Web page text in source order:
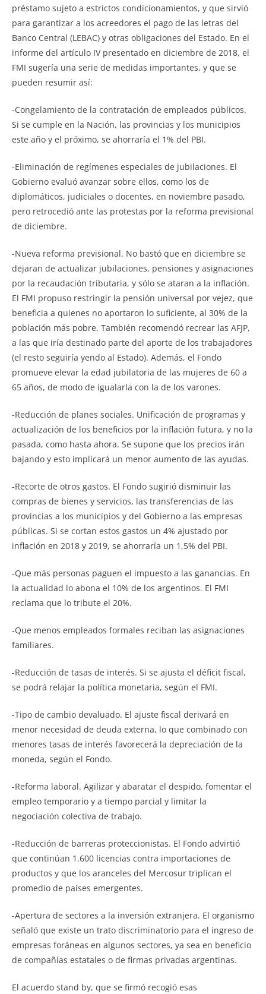
préstamo sujeto a estrictos condicionamientos, y que sirvió
para garantizar a los acreedores el pago de las letras del
Banco Central (LEBAC) y otras obligaciones del Estado. En el
informe del artículo IV presentado en diciembre de 2018, el
FMI sugería una serie de medidas importantes, y que se
pueden resumir así:
-Congelamiento de la contratación de empleados públicos.
Si se cumple en la Nación, las provincias y los municipios
este año y el próximo, se ahorraría el 1% del PBI.
-Eliminación de regímenes especiales de jubilaciones. El
Gobierno evaluó avanzar sobre ellos, como los de
diplomáticos, judiciales o docentes, en noviembre pasado,
pero retrocedió ante las protestas por la reforma previsional
de diciembre.
-Nueva reforma previsional. No bastó que en diciembre se
dejaran de actualizar jubilaciones, pensiones y asignaciones
por la recaudación tributaria, y sólo se ataran a la inflación.
El FMI propuso restringir la pensión universal por vejez, que
beneficia a quienes no aportaron lo suficiente, al 30% de la
población más pobre. También recomendó recrear las AFJP,
a las que iría destinado parte del aporte de los trabajadores
(el resto seguiría yendo al Estado). Además, el Fondo
promueve elevar la edad jubilatoria de las mujeres de 60 a
65 años, de modo de igualarla con la de los varones.
-Reducción de planes sociales. Unificación de programas y
actualización de los beneficios por la inflación futura, y no la
pasada, como hasta ahora. Se supone que los precios irán
bajando y esto implicará un menor aumento de las ayudas.
-Recorte de otros gastos. El Fondo sugirió disminuir las
compras de bienes y servicios, las transferencias de las
provincias a los municipios y del Gobierno a las empresas
públicas. Si se cortan estos gastos un 4% ajustado por
inflación en 2018 y 2019, se ahorraría un 1,5% del PBI.
-Que más personas paguen el impuesto a las ganancias. En
la actualidad lo abona el 10% de los argentinos. El FMI
reclama que lo tribute el 20%.
-Que menos empleados formales reciban las asignaciones
familiares.
-Reducción de tasas de interés. Si se ajusta el déficit fiscal,
se podrá relajar la política monetaria, según el FMI.
-Tipo de cambio devaluado. El ajuste fiscal derivará en
menor necesidad de deuda externa, lo que combinado con
menores tasas de interés favorecerá la depreciación de la
moneda, según el Fondo.
-Reforma laboral. Agilizar y abaratar el despido, fomentar el
empleo temporario y a tiempo parcial y limitar la
negociación colectiva de trabajo.
-Reducción de barreras proteccionistas. El Fondo advirtió
que continúan 1.600 licencias contra importaciones de
productos y que los aranceles del Mercosur triplican el
promedio de países emergentes.
-Apertura de sectores a la inversión extranjera. El organismo
señaló que existe un trato discriminatorio para el ingreso de
empresas foráneas en algunos sectores, ya sea en beneficio
de compañías estatales o de firmas privadas argentinas.
El acuerdo stand by, que se firmó recogió esas